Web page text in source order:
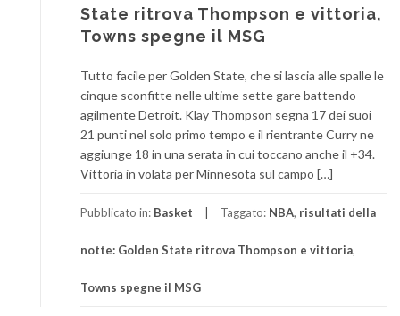
State ritrova Thompson e vittoria,
Towns spegne il MSG
Tutto facile per Golden State, che si lascia alle spalle le
cinque sconfitte nelle ultime sette gare battendo
agilmente Detroit. Klay Thompson segna 17 dei suoi
21 punti nel solo primo tempo e il rientrante Curry ne
aggiunge 18 in una serata in cui toccano anche il +34.
Vittoria in volata per Minnesota sul campo […]
Pubblicato in: Basket Taggato: NBA, risultati della
notte: Golden State ritrova Thompson e vittoria,
Towns spegne il MSG